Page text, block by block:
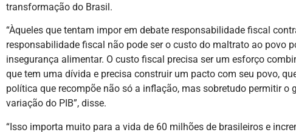
transformação do Brasil.
“Àqueles que tentam impor em debate responsabilidade fiscal
responsabilidade fiscal não pode ser o custo do maltrato ao povo
insegurança alimentar. O custo fiscal precisa ser um esforço
que tem uma dívida e precisa construir um pacto com seu povo,
política que recompõe não só a inflação, mas sobretudo permitir o
variação do PIB”, disse.
“Isso importa muito para a vida de 60 milhões de brasileiros e